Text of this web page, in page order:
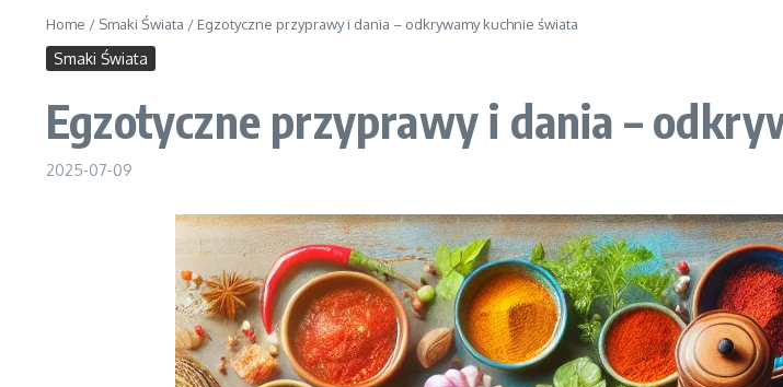
Home / Smaki Świata / Egzotyczne przyprawy i dania – odkrywamy kuchnie świata
Smaki Świata
Egzotyczne przyprawy i dania –
2025-07-09